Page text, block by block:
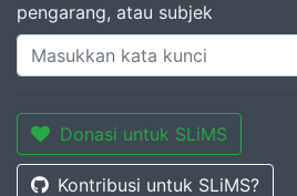
pengarang, atau subjek
Donasi untuk SLiMS
Kontribusi untuk SLiMS?